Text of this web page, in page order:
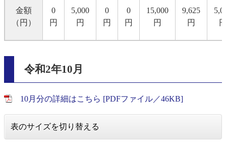
金額
（円）
0
円
5,000
円
0
円
0
円
15,000
円
9,625
円
令和2年10月
10月分の詳細はこちら [PDFファイル／46KB]
表のサイズを切り替える